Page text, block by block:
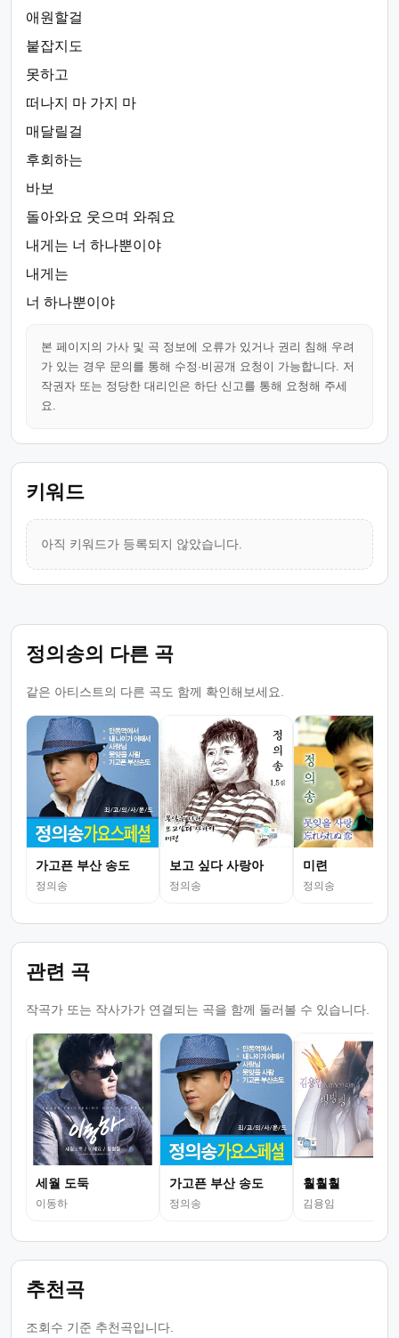
애원할걸
붙잡지도
못하고
떠나지 마 가지 마
매달릴걸
후회하는
바보
돌아와요 웃으며 와줘요
내게는 너 하나뿐이야
내게는
너 하나뿐이야
본 페이지의 가사 및 곡 정보에 오류가 있거나 권리 침해 우려
가 있는 경우 문의를 통해 수정·비공개 요청이 가능합니다. 저
작권자 또는 정당한 대리인은 하단 신고를 통해 요청해 주세
요.
키워드
아직 키워드가 등록되지 않았습니다.
정의송의 다른 곡
같은 아티스트의 다른 곡도 함께 확인해보세요.
가고픈 부산 송도
정의송
보고 싶다 사랑아
정의송
미련
정의송
관련 곡
작곡가 또는 작사가가 연결되는 곡을 함께 둘러볼 수 있습니다.
세월 도둑
이동하
가고픈 부산 송도
정의송
훨훨훨
김용임
추천곡
조회수 기준 추천곡입니다.